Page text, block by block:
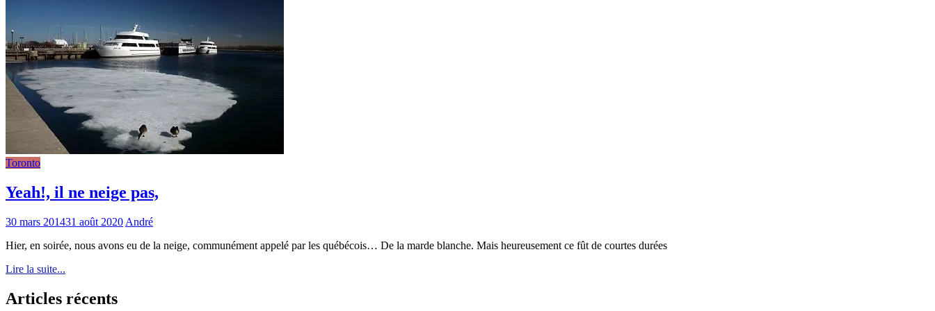
Toronto
Yeah!, il ne neige pas,
30 mars 201431 août 2020 André
Hier, en soirée, nous avons eu de la neige, communément appelé par les québécois… De la marde blanche. Mais heureusement ce fût de courtes durées
Lire la suite...
Articles récents